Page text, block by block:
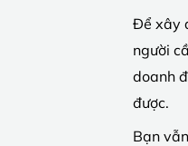
Để xây
người
doanh
được.
Bạn